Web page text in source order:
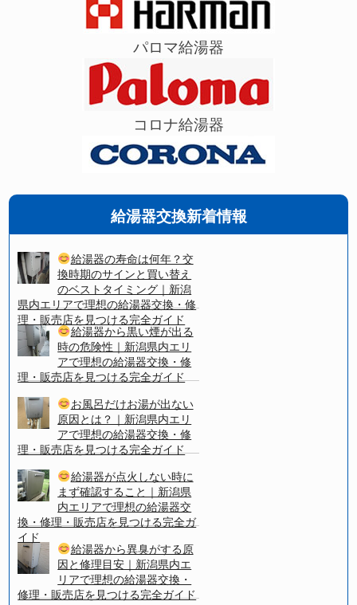
パロマ給湯器
コロナ給湯器
給湯器交換新着情報
給湯器の寿命は何年？交
換時期のサインと買い替え
のベストタイミング｜新潟
県内エリアで理想の給湯器交換・修
理・販売店を見つける完全ガイド
給湯器から黒い煙が出る
時の危険性｜新潟県内エリ
アで理想の給湯器交換・修
理・販売店を見つける完全ガイド
お風呂だけお湯が出ない
原因とは？｜新潟県内エリ
アで理想の給湯器交換・修
理・販売店を見つける完全ガイド
給湯器が点火しない時に
まず確認すること｜新潟県
内エリアで理想の給湯器交
換・修理・販売店を見つける完全ガ
イド
給湯器から異臭がする原
因と修理目安｜新潟県内エ
リアで理想の給湯器交換・
修理・販売店を見つける完全ガイド